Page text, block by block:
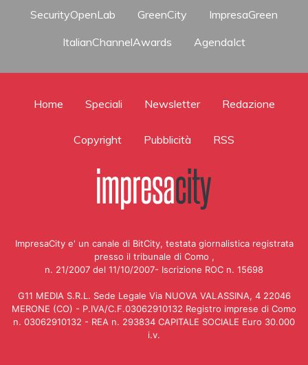
SecurityOpenLab
GreenCity
ImpresaGreen
ItalianChannelAwards
AgendaIct
Home Speciali Newsletter Redazione
Copyright Pubblicità RSS
ImpresaCity e' un canale di BitCity, testata giornalistica registrata
presso il tribunale di Como ,
n. 21/2007 del 11/10/2007- Iscrizione ROC n. 15698
G11 MEDIA S.R.L. Sede Legale Via NUOVA VALASSINA, 4 22046
MERONE (CO) - P.IVA/C.F.03062910132 Registro imprese di Como
n. 03062910132 - REA n. 293834 CAPITALE SOCIALE Euro 30.000
i.v.